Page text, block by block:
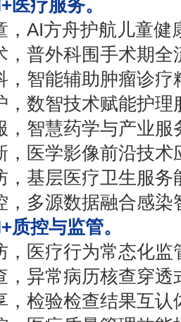
疗服务。
，AI方舟护航儿童健
，普外科围手术期
，智能辅助肿瘤诊
，数智技术赋能护
，智慧药学与产业服
，医学影像前沿技术
，基层医疗卫生服
，多源数据融合感
控与监管。
，医疗行为常态化监
，异常病历核查穿透
，检验检查结果互